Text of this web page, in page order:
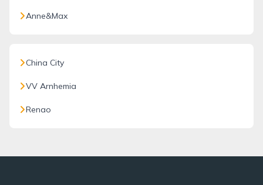
Anne&Max
China City
VV Arnhemia
Renao